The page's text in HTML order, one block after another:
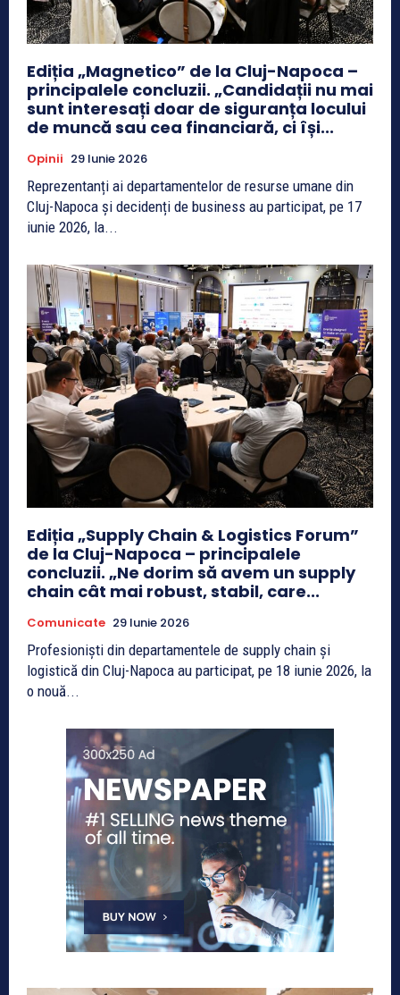
Ediția „Magnetico” de la Cluj-Napoca –
principalele concluzii. „Candidații nu mai
sunt interesați doar de siguranța locului
de muncă sau cea financiară, ci își...
Opinii 29 Iunie 2026
Reprezentanți ai departamentelor de resurse umane din
Cluj-Napoca și decidenți de business au participat, pe 17
iunie 2026, la...
Ediția „Supply Chain & Logistics Forum”
de la Cluj-Napoca – principalele
concluzii. „Ne dorim să avem un supply
chain cât mai robust, stabil, care...
Comunicate 29 Iunie 2026
Profesioniști din departamentele de supply chain și
logistică din Cluj-Napoca au participat, pe 18 iunie 2026, la
o nouă...